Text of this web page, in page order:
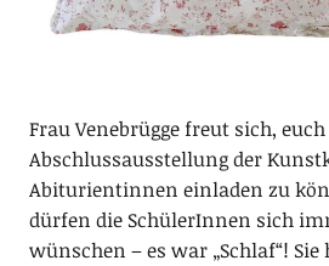
Frau Venebrügge freut sich,
Abschlussausstellung der
Abiturientinnen einladen zu
dürfen die SchülerInnen sich
wünschen – es war „Schlaf“!